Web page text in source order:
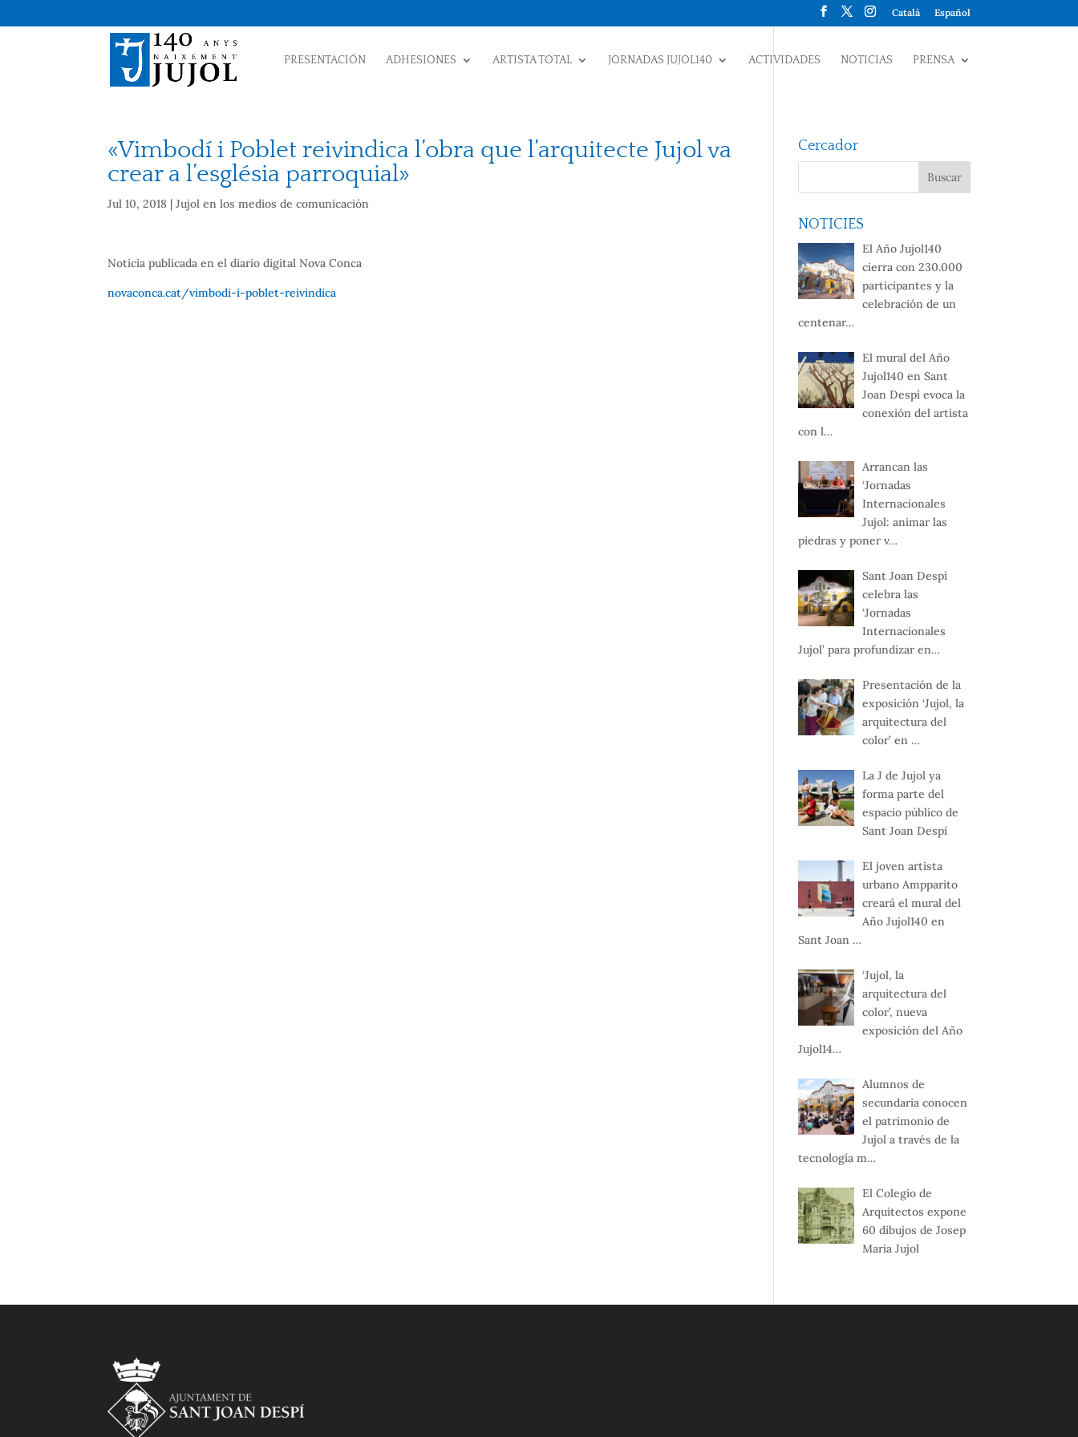
Català Español
PRESENTACIÓN ADHESIONES ARTISTA TOTAL JORNADAS JUJOL140 ACTIVIDADES NOTICIAS PRENSA
«Vimbodí i Poblet reivindica l’obra que l’arquitecte Jujol va
crear a l’església parroquial»
Jul 10, 2018 |Jujol en los medios de comunicación
Noticia publicada en el diario digital Nova Conca
novaconca.cat/vimbodi-i-poblet-reivindica
Cercador
NOTICIES
El Año Jujol140
cierra con 230.000
participantes y la
celebración de un
centenar…
El mural del Año
Jujol140 en Sant
Joan Despí evoca la
conexión del artista
con l…
Arrancan las
‘Jornadas
Internacionales
Jujol: animar las
piedras y poner v…
Sant Joan Despí
celebra las
‘Jornadas
Internacionales
Jujol’ para profundizar en…
Presentación de la
exposición ‘Jujol, la
arquitectura del
color’ en …
La J de Jujol ya
forma parte del
espacio público de
Sant Joan Despí
El joven artista
urbano Ampparito
creará el mural del
Año Jujol140 en
Sant Joan …
‘Jujol, la
arquitectura del
color’, nueva
exposición del Año
Jujol14…
Alumnos de
secundaria conocen
el patrimonio de
Jujol a través de la
tecnología m…
El Colegio de
Arquitectos expone
60 dibujos de Josep
Maria Jujol